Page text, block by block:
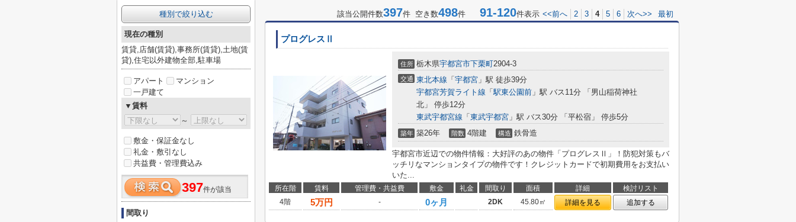
該当公開件数397件 空き数498件 91-120件表示 <<前へ 2 3 4 5 6 次へ>> 最初
プログレスⅡ
住所 栃木県宇都宮市下栗町2904-3
交通 東北本線 「 宇都宮 」駅 徒歩39分
宇都宮芳賀ライト線 「駅東公園前 」駅 バス11分 「男山稲荷神社
北」 停歩12分
東武宇都宮線 「 東武宇都宮 」駅 バス30分 「平松宿」 停歩5分
築年 築26年 階数 4階建 構造 鉄骨造
宇都宮市近辺での物件情報：大好評のあの物件「プログレスⅡ」！防犯対策もバ
ッチリなマンションタイプの物件です！クレジットカードで初期費用をお支払い
いた...
所在階 賃料 管理費・共益費 敷金 礼金 間取り 面積 詳細
検討リスト
4階
5万円 - 0ヶ月 2DK 45.80㎡ 詳細を見る 追加する
種別で絞り込む
現在の種別
賃貸,店舗(賃貸),事務所(賃貸),土地(賃
貸),住宅以外建物全部,駐車場
アパート
マンション
一戸建て
▼賃料
～
敷金・保証金なし
礼金・敷引なし
共益費・管理費込み
397件が該当
間取り